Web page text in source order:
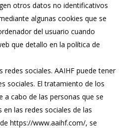
otros datos no identificativos
algunas cookies que se
del usuario cuando
que detallo en la política de
redes sociales. AAIHF puede tener
sociales. El tratamiento de los
a cabo de las personas que se
en las redes sociales de las
https://www.aaihf.com/, se